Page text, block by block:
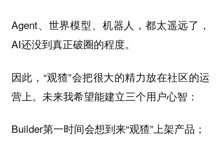
Agent、世界模型、机器人，都太遥远了，
AI还没到真正破圈的程度。
因此，“观猹”会把很大的精力放在社区的运
营上。未来我希望能建立三个用户心智：
Builder第一时间会想到来“观猹”上架产品；